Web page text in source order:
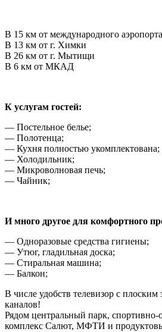
В 15 км от международного
В 13 км от г. Химки
В 26 км от г. Мытищи
В 6 км от МКАД
К услугам гостей:
— Постельное белье;
— Полотенца;
— Кухня полностью укомплектована;
— Холодильник;
— Микроволновая печь;
— Чайник;
И много другое для комфортного
— Одноразовые средства гигиены;
— Утюг, гладильная доска;
— Стиральная машина;
— Балкон;
В числе удобств телевизор с
каналов!
Рядом центральный парк, спортивно-
комплекс Салют, МФТИ и